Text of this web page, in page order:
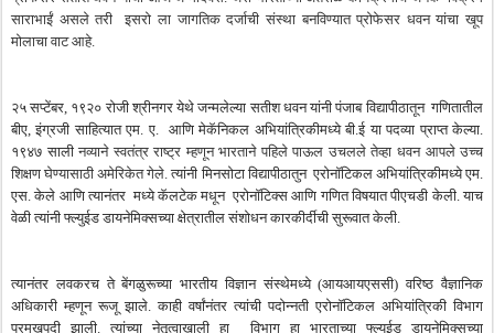
साराभाईं असले तरी इसरो ला जागतिक दर्जाची संस्था बनविण्यात प्रोफेसर धवन यांचा खूप
मोलाचा वाट आहे.
२५ सप्टेंबर १९२० रोजी श्रीनगर येथे जन्मलेल्या सतीश धवन यांनी पंजाब विद्यापीठातून गणितातील
बीए ,इंग्रजी साहित्यात एम .ए. आणि मेकॅनिकल अभियांत्रिकीमध्ये बी.ई या पदव्या प्राप्त केल्या
१९४७ साली नव्याने स्वतंत्र राष्ट्र म्हणून भारताने पहिले पाऊल उचलले तेव्हा धवन आपले उच्च
शिक्षण घेण्यासाठी अमेरिकेत गेले त्यांनी मिनसोटा विद्यापीठातुन एरोनॉटिकल अभियांत्रिकीमध्ये एम
एस .केले आणि त्यानंतर मध्ये कॅलटेक मधून एरोनॉटिक्स आणि गणित विषयात पीएचडी केली.याच
वेळी त्यांनी फ्ल्युईड डायनेमिक्सच्या क्षेत्रातील संशोधन कारकीर्दीची सुरूवात केली
त्यानंतर लवकरच ते बेंगळुरूच्या भारतीय विज्ञान संस्थेमध्ये(आयआयएससी)वरिष्ठ वैज्ञानिक
अधिकारी म्हणून रूजू झाले काही वर्षांनंतर त्यांची पदोन्नती एरोनॉटिकल अभियांत्रिकी विभाग
प्रमुखपदी
झाली त्यांच्या नेतृत्वाखाली हा विभाग हा भारताच्या फ्ल्युईड
डायनेमिक्सच्या